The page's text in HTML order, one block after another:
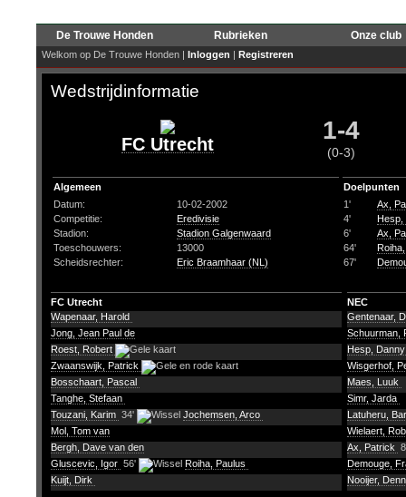
De Trouwe Honden Rubrieken Onze club
Welkom op De Trouwe Honden | Inloggen | Registreren
Wedstrijdinformatie
FC Utrecht 1-4
(0-3)
Algemeen
Datum:
10-02-2002
Competitie:
Eredivisie
Stadion:
Stadion Galgenwaard
Toeschouwers:
13000
Scheidsrechter:
Eric Braamhaar (NL)
Doelpunten
1'
Ax,
4'
Hesp,
6'
Ax,
64'
67'
FC Utrecht
NEC
Wapenaar, Harold
Jong, Jean Paul de
Roest, Robert
Zwaanswijk, Patrick
Bosschaart, Pascal
Tanghe, Stefaan
Touzani, Karim 34'
Jochemsen, Arco
Mol, Tom van
Bergh, Dave van den
Gluscevic, Igor 56'
Roiha, Paulus
Kuijt, Dirk
Gentenaar,
Schuurman,
Hesp,
Wisgerhof,
Maes, Luuk
Simr, Jarda
Latuheru,
Wielaert,
Ax, Patrick
Demouge,
Nooijer,